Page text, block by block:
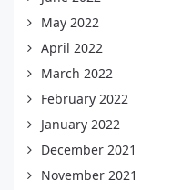
May 2022
April 2022
March 2022
February 2022
January 2022
December 2021
November 2021